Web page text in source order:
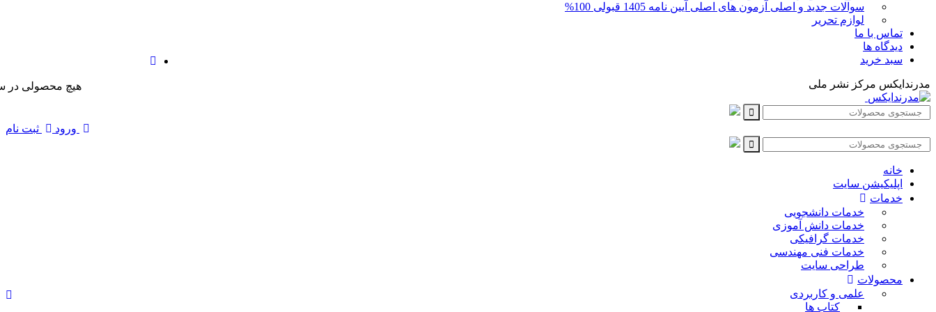
سوالات جدید و اصلی آزمون های اصلی آیین نامه 1405 قبولی 100%
لوازم تحریر
تماس با ما
دیدگاه ها
هیچ محصولی در
سبد خرید
مدرندایکس مرکز نشر ملی
ورود ثبت نام
خانه
اپلیکیشن سایت
خدمات
خدمات دانشجویی
خدمات دانش آموزی
خدمات گرافیکی
خدمات فنی مهندسی
طراحی سایت
محصولات
علمی و کاربردی
کتاب ها